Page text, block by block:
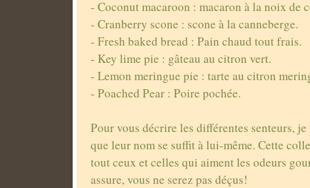
- Coconut macaroon : macaron à la noix de
- Cranberry scone : scone à la canneberge.
- Fresh baked bread : Pain chaud tout frais.
- Key lime pie : gâteau au citron vert.
- Lemon meringue pie : tarte au citron
- Poached Pear : Poire pochée.
Pour vous décrire les différentes senteurs,
que leur nom se suffit à lui-même. Cette
tout ceux et celles qui aiment les odeurs
assure, vous ne serez pas déçus!